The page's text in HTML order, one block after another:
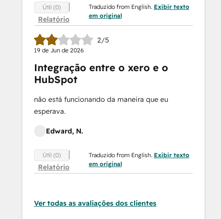
Útil (0)
Relatório
Traduzido from English. Exibir texto
em original
2/5
19 de Jun de 2026
Integração entre o xero e o
HubSpot
não está funcionando da maneira que eu
esperava.
Edward, N.
Útil (0)
Relatório
Traduzido from English. Exibir texto
em original
Ver todas as avaliações dos clientes